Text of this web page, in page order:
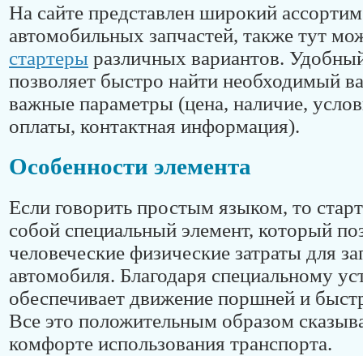
На сайте представлен широкий
автомобильных запчастей, также тут
стартеры различных вариантов.
позволяет быстро найти необходимый
важные параметры (цена, наличие,
оплаты, контактная информация).
Особенности элемента
Если говорить простым языком, то
собой специальный элемент, который
человеческие физические затраты для
автомобиля. Благодаря специальному
обеспечивает движение поршней и
Все это положительным образом
комфорте использования транспорта.